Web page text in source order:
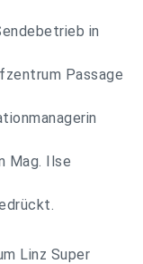
in
Passage
Mag. Ilse
Linz Super